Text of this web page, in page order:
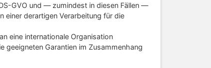
GVO und — zumindest in diesen Fällen —
einer derartigen Verarbeitung für die
eine internationale Organisation
geeigneten Garantien im Zusammenhang